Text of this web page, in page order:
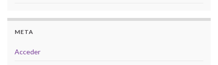
META
Acceder